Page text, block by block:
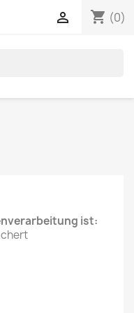
shopping_cart (0)

ist: